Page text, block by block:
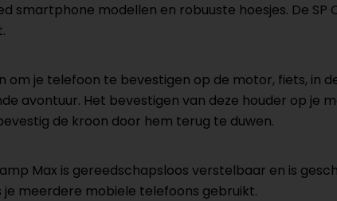
smartphone modellen en robuuste hoesjes. De
om je telefoon te bevestigen op de motor, fiets, in
avontuur. Het bevestigen van deze houder op je
de kroon door hem terug te duwen.
Max is gereedschapsloos verstelbaar en is
meerdere mobiele telefoons gebruikt.